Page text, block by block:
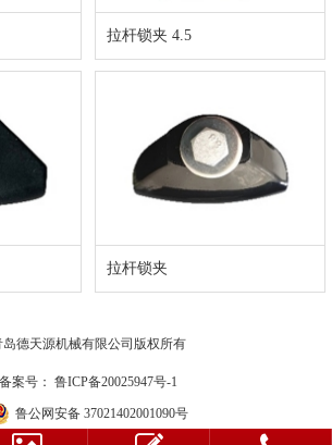
拉杆锁夹 4.5
拉杆锁夹
岛德天源机械有限公司版权所有
备案号： 鲁ICP备20025947号-1
鲁公网安备 37021402001090号